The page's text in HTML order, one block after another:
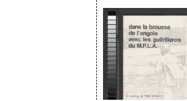
Fundo:
Andrade
Tipo Documental:
Página(s):4